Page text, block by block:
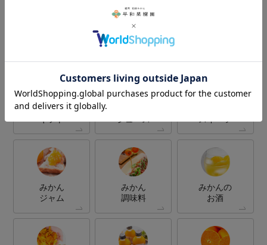
Category
商品カテゴリー
みかん
ギフト
ジュース
スイーツ
みかん
ジャム
みかん
調味料
みかんの
お酒